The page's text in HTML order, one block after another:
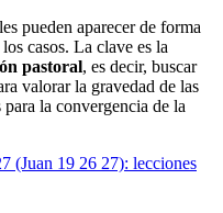
pueden aparecer de forma
casos. La clave es la
pastoral, es decir, buscar
valorar la gravedad de las
la convergencia de la
(Juan 19 26 27): lecciones